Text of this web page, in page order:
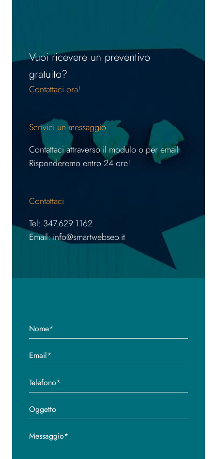
Vuoi ricevere un preventivo
gratuito?
Contattaci ora!
Scrivici un messaggio
Contattaci attraverso il modulo o per email.
Risponderemo entro 24 ore!
Contattaci
Tel: 347.629.1162
Email: info@smartwebseo.it